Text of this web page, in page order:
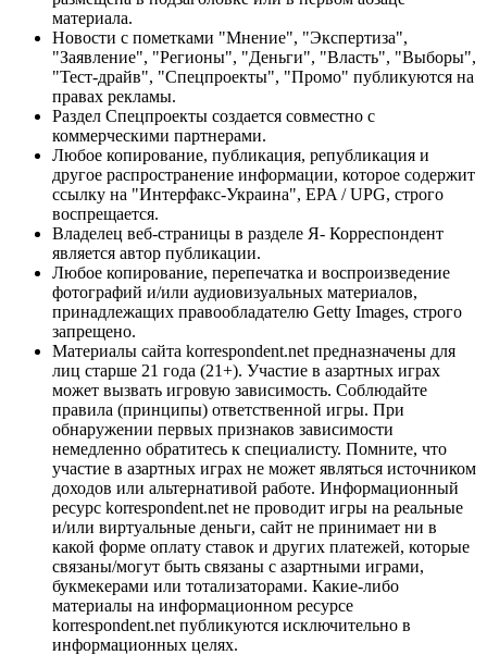
материала.
Новости с пометками "Мнение", "Экспертиза",
"Заявление", "Регионы", "Деньги", "Власть", "Выборы",
"Тест-драйв", "Спецпроекты", "Промо" публикуются на
правах рекламы.
Раздел Спецпроекты создается совместно с
коммерческими партнерами.
Любое копирование, публикация, републикация и
другое распространение информации, которое содержит
ссылку на "Интерфакс-Украина", EPA / UPG, строго
воспрещается.
Владелец веб-страницы в разделе Я- Корреспондент
является автор публикации.
Любое копирование, перепечатка и воспроизведение
фотографий и/или аудиовизуальных материалов,
принадлежащих правообладателю Getty Images, строго
запрещено.
Материалы сайта korrespondent.net предназначены для
лиц старше 21 года (21+). Участие в азартных играх
может вызвать игровую зависимость. Соблюдайте
правила (принципы) ответственной игры. При
обнаружении первых признаков зависимости
немедленно обратитесь к специалисту. Помните, что
участие в азартных играх не может являться источником
доходов или альтернативой работе. Информационный
ресурс korrespondent.net не проводит игры на реальные
и/или виртуальные деньги, сайт не принимает ни в
какой форме оплату ставок и других платежей, которые
связаны/могут быть связаны с азартными играми,
букмекерами или тотализаторами. Какие-либо
материалы на информационном ресурсе
korrespondent.net публикуются исключительно в
информационных целях.